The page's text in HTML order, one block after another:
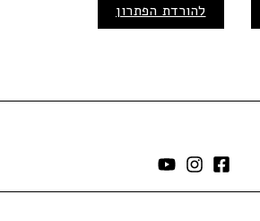
להורדת הפתרון